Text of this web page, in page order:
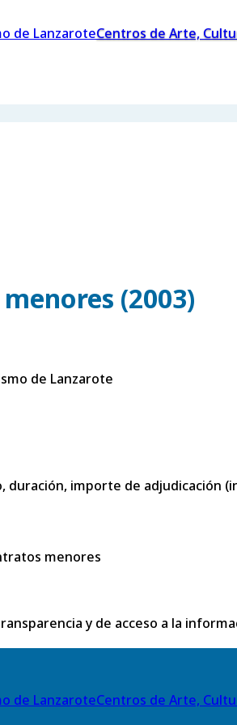
Centros de Arte,
(2003)
de Lanzarote
importe de adjudicación
menores
y de acceso a la
Centros de Arte,